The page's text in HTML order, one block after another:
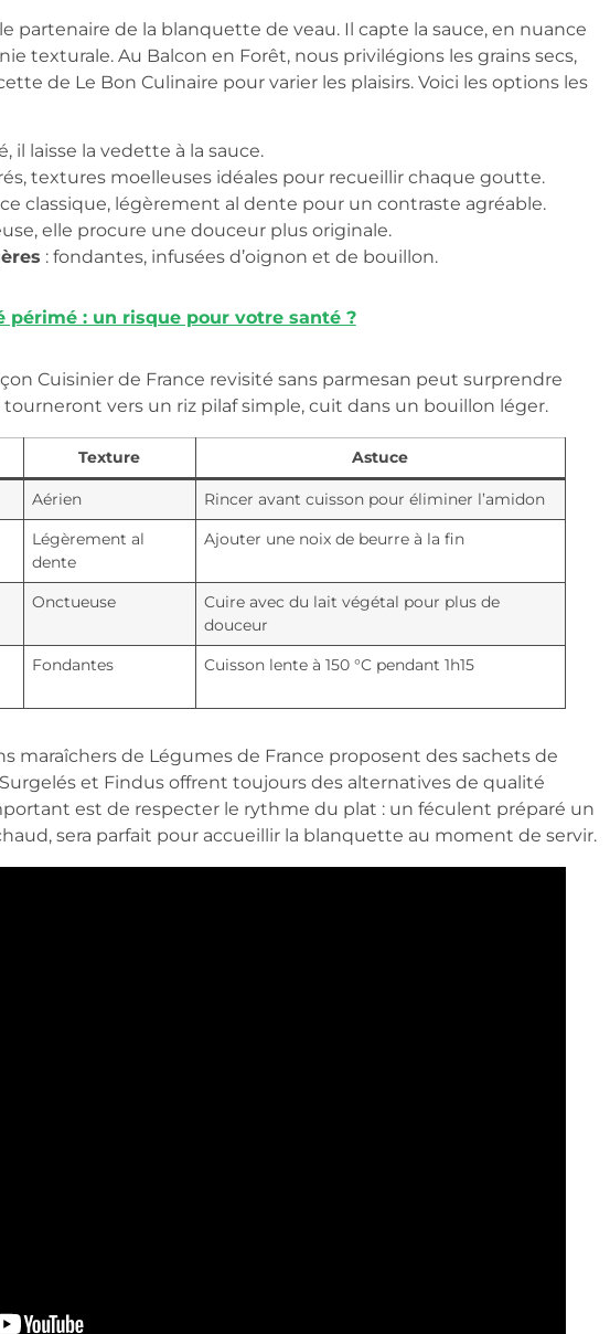
partenaire de la blanquette de veau. Il capte la sauce, en nuance
texturale. Au Balcon en Forêt, nous privilégions les grains secs,
de Le Bon Culinaire pour varier les plaisirs. Voici les options les
il laisse la vedette à la sauce.
textures moelleuses idéales pour recueillir chaque goutte.
classique, légèrement al dente pour un contraste agréable.
elle procure une douceur plus originale.
: fondantes, infusées d’oignon et de bouillon.
périmé : un risque pour votre santé ?
Cuisinier de France revisité sans parmesan peut surprendre
vers un riz pilaf simple, cuit dans un bouillon léger.
Texture Astuce
Aérien
Rincer avant cuisson pour éliminer l’amidon
Légèrement al
dente
Ajouter une noix de beurre à la fin
Onctueuse
Cuire avec du lait végétal pour plus de
douceur
Fondantes Cuisson lente à 150 °C pendant 1h15
maraîchers de Légumes de France proposent des sachets de
et Findus offrent toujours des alternatives de qualité
est de respecter le rythme du plat : un féculent préparé un
sera parfait pour accueillir la blanquette au moment de servir.